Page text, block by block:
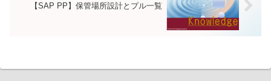
【SAP PP】保管場所設計とプル一覧